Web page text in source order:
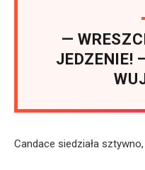
—
JEDZENIE!
Candace siedziała